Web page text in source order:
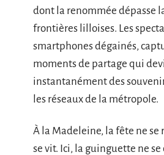
dont la renommée dépasse
frontières lilloises. Les
smartphones dégainés,
moments de partage qui
instantanément des
les réseaux de la métropole.
À la Madeleine, la fête ne se
se vit. Ici, la guinguette ne